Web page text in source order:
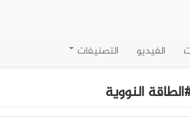
الفيديو التصنيفات
النووية